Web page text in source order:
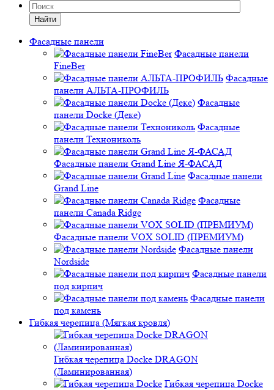
Найти
Фасадные панели
Фасадные панели
FineBer
Фасадные
панели АЛЬТА-ПРОФИЛЬ
Фасадные
панели Docke (Деке)
Фасадные
панели Технониколь
Фасадные панели Grand Line Я-ФАСАД
Фасадные панели
Grand Line
Фасадные
панели Canada Ridge
Фасадные панели VOX SOLID (ПРЕМИУМ)
Фасадные панели
Nordside
Фасадные панели
под кирпич
Фасадные панели
под камень
Гибкая черепица (Мягкая кровля)
Гибкая черепица Docke DRAGON
(Ламинированная)
Гибкая черепица Docke